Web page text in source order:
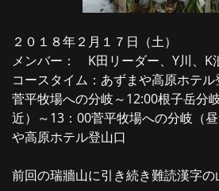
２０１８年２月１７日（土）
メンバー： K田リーダー、Y川、K
コースタイム：あずまや高原ホテ
菅平牧場への分岐～12:00根子岳分
近）～13：00菅平牧場への分岐（
や高原ホテル登山口
前回の瑞牆山に引き続き難読漢字の